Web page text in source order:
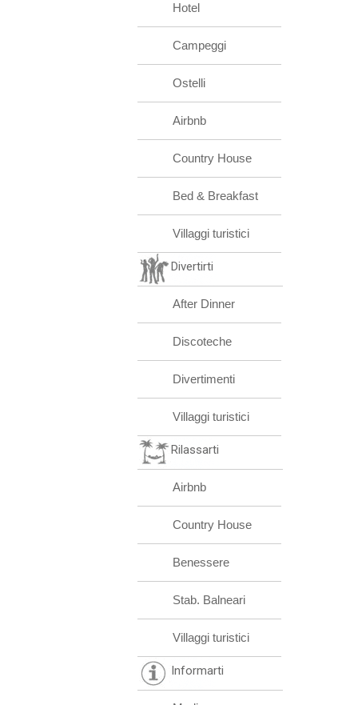
Hotel
Campeggi
Ostelli
Airbnb
Country House
Bed & Breakfast
Villaggi turistici
Divertirti
After Dinner
Discoteche
Divertimenti
Villaggi turistici
Rilassarti
Airbnb
Country House
Benessere
Stab. Balneari
Villaggi turistici
Informarti